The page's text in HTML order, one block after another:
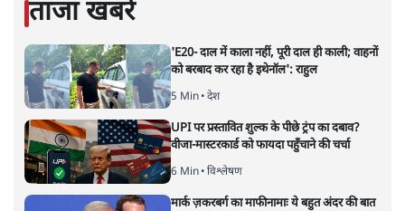
नतीजों पर परदे डालता घोषणा प्रधान
बजट!